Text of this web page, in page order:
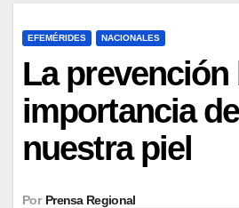
EFEMÉRIDES NACIONALES
La prevención
importancia
nuestra piel
Por Prensa Regional